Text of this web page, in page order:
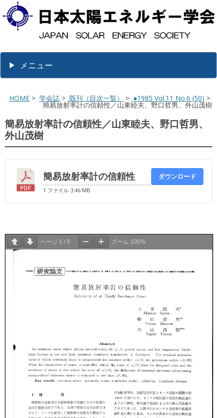
メニュー
HOME > 学会誌 > 既刊（目次一覧） > ●1985 Vol.11 No.6 (50) >
簡易放射率計の信頼性／山東睦夫、野口哲男、外山茂樹
簡易放射率計の信頼性／山東睦夫、野口哲男、
外山茂樹
簡易放射率計の信頼性
1 ファイル 3.46 MB
ダウンロード
ページ 1 / 8 ズーム 100%